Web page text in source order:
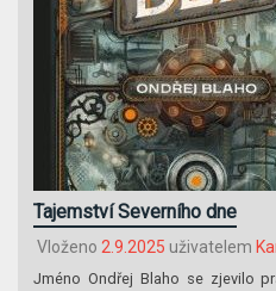
Tajemství Severního dne
Vloženo 2.9.2025 uživatelem
Jméno Ondřej Blaho se zjevilo